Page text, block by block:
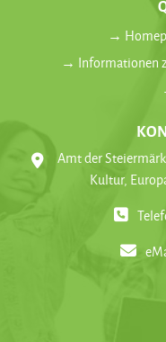
→
→ Informationen
Amt der
Kultur,